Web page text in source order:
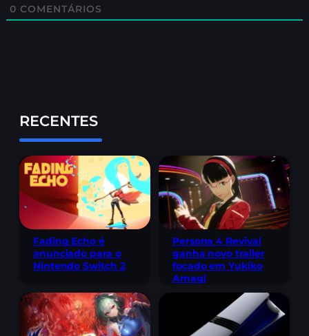
0 COMENTÁRIOS
RECENTES
Fading Echo é
anunciado para o
Nintendo Switch 2
Persona 4 Revival
ganha novo trailer
focado em Yukiko
Amagi